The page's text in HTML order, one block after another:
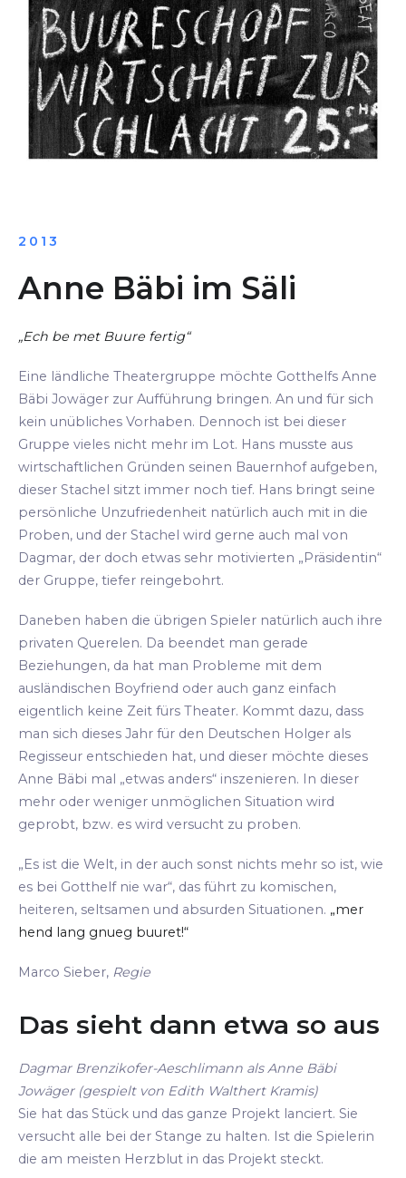
2013
Anne Bäbi im Säli
„Ech be met Buure fertig“
Eine ländliche Theatergruppe möchte Gotthelfs Anne
Bäbi Jowäger zur Aufführung bringen. An und für sich
kein unübliches Vorhaben. Dennoch ist bei dieser
Gruppe vieles nicht mehr im Lot. Hans musste aus
wirtschaftlichen Gründen seinen Bauernhof aufgeben,
dieser Stachel sitzt immer noch tief. Hans bringt seine
persönliche Unzufriedenheit natürlich auch mit in die
Proben, und der Stachel wird gerne auch mal von
Dagmar, der doch etwas sehr motivierten „Präsidentin“
der Gruppe, tiefer reingebohrt.
Daneben haben die übrigen Spieler natürlich auch ihre
privaten Querelen. Da beendet man gerade
Beziehungen, da hat man Probleme mit dem
ausländischen Boyfriend oder auch ganz einfach
eigentlich keine Zeit fürs Theater. Kommt dazu, dass
man sich dieses Jahr für den Deutschen Holger als
Regisseur entschieden hat, und dieser möchte dieses
Anne Bäbi mal „etwas anders“ inszenieren. In dieser
mehr oder weniger unmöglichen Situation wird
geprobt, bzw. es wird versucht zu proben.
„Es ist die Welt, in der auch sonst nichts mehr so ist, wie
es bei Gotthelf nie war“, das führt zu komischen,
heiteren, seltsamen und absurden Situationen. „mer
hend lang gnueg buuret!“
Marco Sieber, Regie
Das sieht dann etwa so aus
Dagmar Brenzikofer-Aeschlimann als Anne Bäbi
Jowäger (gespielt von Edith Walthert Kramis)
Sie hat das Stück und das ganze Projekt lanciert. Sie
versucht alle bei der Stange zu halten. Ist die Spielerin
die am meisten Herzblut in das Projekt steckt.